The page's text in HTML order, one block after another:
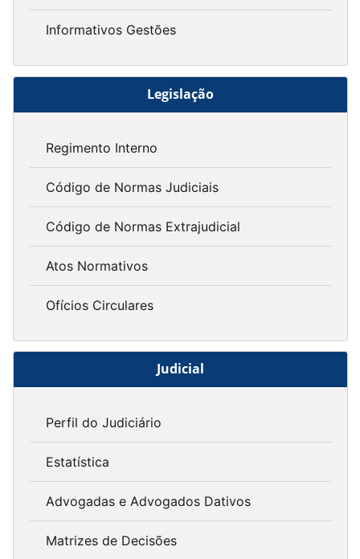
Informativos Gestões
Legislação
Regimento Interno
Código de Normas Judiciais
Código de Normas Extrajudicial
Atos Normativos
Ofícios Circulares
Judicial
Perfil do Judiciário
Estatística
Advogadas e Advogados Dativos
Matrizes de Decisões